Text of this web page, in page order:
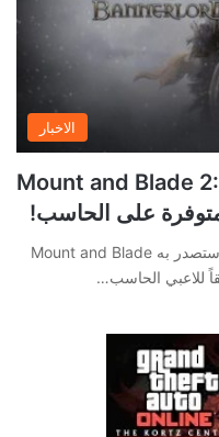
الاخبار
بعد إنتظار طويل، لعبة Mount and Blade 2:
هل تصدقون أننا رأينا اليوم الذي ستصدر به Mount and Blade